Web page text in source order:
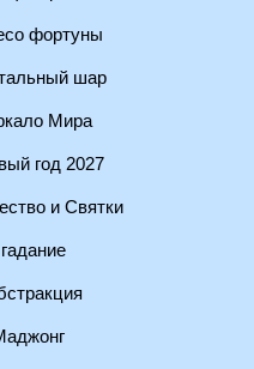
фортуны
шар
Мира
год 2027
и Святки